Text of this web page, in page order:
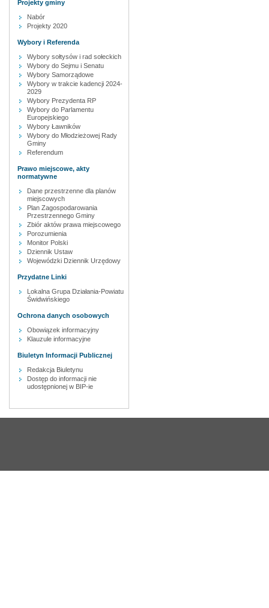
Projekty gminy
Nabór
Projekty 2020
Wybory i Referenda
Wybory sołtysów i rad sołeckich
Wybory do Sejmu i Senatu
Wybory Samorządowe
Wybory w trakcie kadencji 2024-
2029
Wybory Prezydenta RP
Wybory do Parlamentu
Europejskiego
Wybory Ławników
Wybory do Młodzieżowej Rady
Gminy
Referendum
Prawo miejscowe, akty
normatywne
Dane przestrzenne dla planów
miejscowych
Plan Zagospodarowania
Przestrzennego Gminy
Zbiór aktów prawa miejscowego
Porozumienia
Monitor Polski
Dziennik Ustaw
Wojewódzki Dziennik Urzędowy
Przydatne Linki
Lokalna Grupa Działania-Powiatu
Świdwińskiego
Ochrona danych osobowych
Obowiązek informacyjny
Klauzule informacyjne
Biuletyn Informacji Publicznej
Redakcja Biuletynu
Dostęp do informacji nie
udostępnionej w BIP-ie